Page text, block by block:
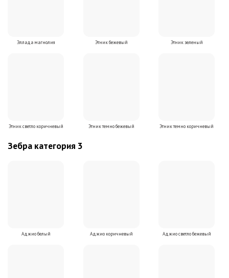
Эллада магнолия Этник бежевый Этник зеленый
Этник светло коричневый Этник темно бежевый Этник темно коричневый
Зебра категория 3
Аджио белый Аджио коричневый Аджио светло бежевый